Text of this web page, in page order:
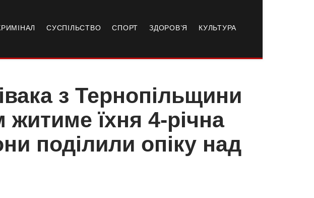
СУСПІЛЬСТВО СПОРТ ЗДОРОВ’Я КУЛЬТУРА
з Тернопільщини
житиме їхня 4-річна
поділили опіку над